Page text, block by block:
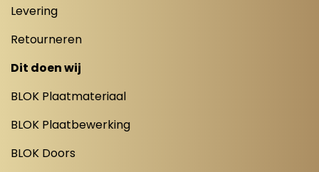
Levering
Retourneren
Dit doen wij
BLOK Plaatmateriaal
BLOK Plaatbewerking
BLOK Doors